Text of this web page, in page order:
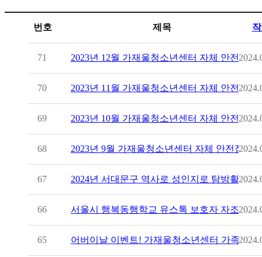
번호 제목
71 2023년 12월 가재울청소년센터 자체 안전점검
70 2023년 11월 가재울청소년센터 자체 안전점검
69 2023년 10월 가재울청소년센터 자체 안전점검
68 2023년 9월 가재울청소년센터 자체 안전점검
67 2024년 서대문구 역사로 성인지로 탐방활동
66 서울시 행복동행학교 유스톡 보호자 자조 모임
65 어버이날 이벤트! 가재울청소년센터 가족사진